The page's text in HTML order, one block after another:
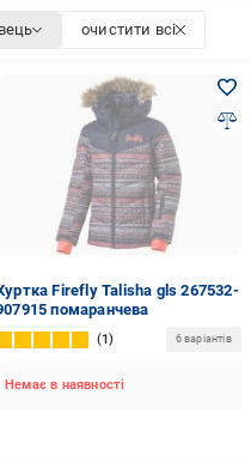
очистити всі
Firefly Talisha gls 267532-
помаранчева
1 6 варіантів
Немає в наявності